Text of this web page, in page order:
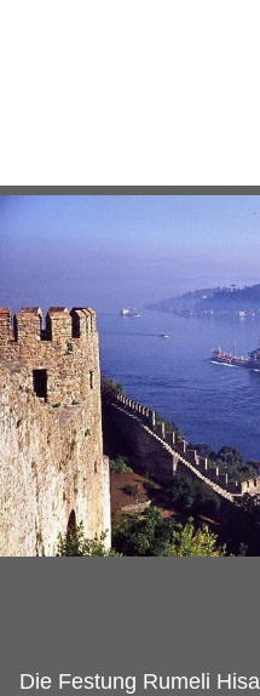
Die Festung Rumeli